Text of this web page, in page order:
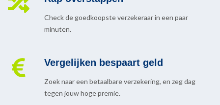
Check de goedkoopste verzekeraar in een paar
minuten.
Vergelijken bespaart geld
Zoek naar een betaalbare verzekering, en zeg dag
tegen jouw hoge premie.